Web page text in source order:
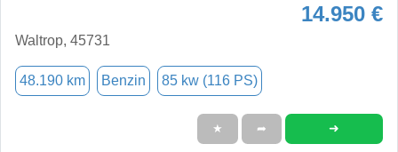
14.950 €
Waltrop, 45731
48.190 km Benzin 85 kw (116 PS)
★ ➦ ➜